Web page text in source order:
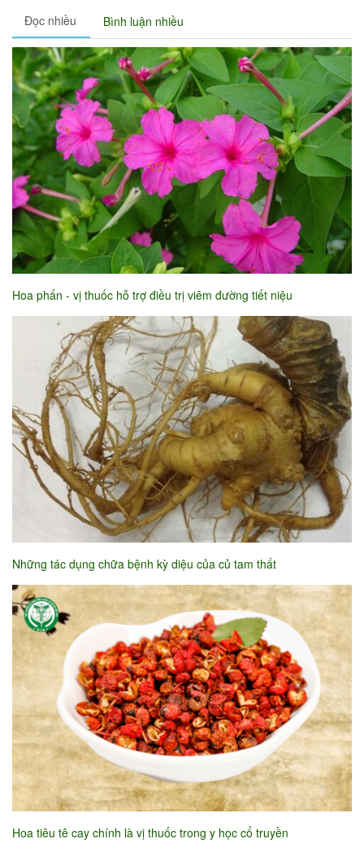
Đọc nhiều Bình luận nhiều
Hoa phấn - vị thuốc hỗ trợ điều trị viêm đường tiết niệu
Những tác dụng chữa bệnh kỳ diệu của củ tam thất
Hoa tiêu tê cay chính là vị thuốc trong y học cổ truyền